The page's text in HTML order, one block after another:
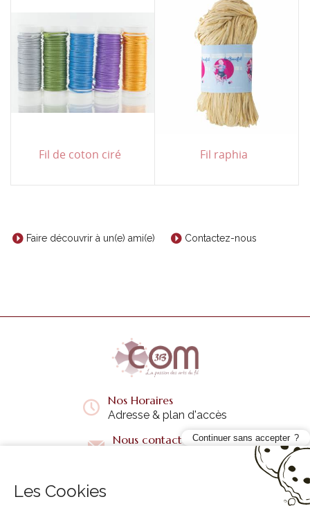
Fil de coton ciré Fil raphia
Faire découvrir à un(e) ami(e) Contactez-nous
Nos Horaires
Adresse & plan d'accès
Nous contacter Continuer sans accepter
Les Cookies